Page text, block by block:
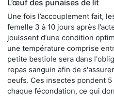
L’œuf des punaises de lit
Une fois l’accouplement fait,
femelle 3 à 10 jours après
jouissent d'une condition
une température comprise
petite bestiole sera dans
repas sanguin afin de
oeufs. Ces insectes pondent
chaque fécondation, ce qui